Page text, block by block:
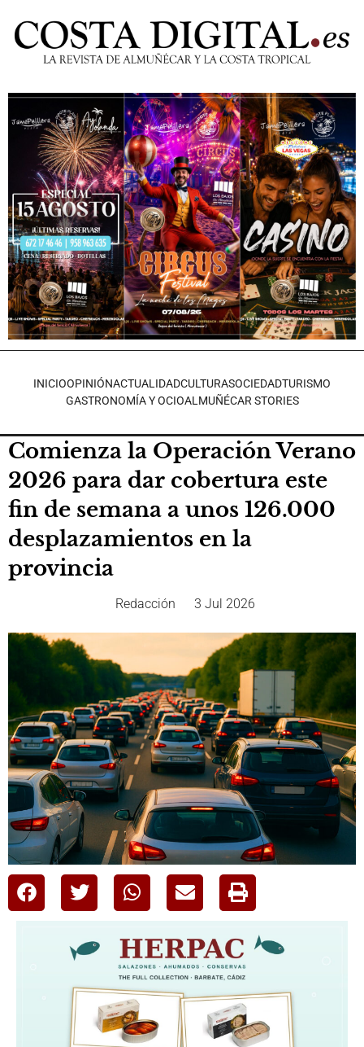
INICIOOPINIÓNACTUALIDADCULTURASOCIEDADTURISMO
GASTRONOMÍA Y OCIOALMUÑÉCAR STORIES
Comienza la Operación Verano
2026 para dar cobertura este
fin de semana a unos 126.000
desplazamientos en la
provincia
Redacción 3 Jul 2026